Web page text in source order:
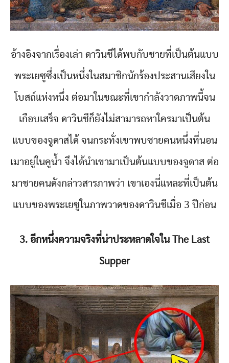
อ้างอิงจากเรื่องเล่า ดาวินชีได้พบกับชายที่เป็นต้นแบบ
พระเยซูซึ่งเป็นหนึ่งในสมาชิกนักร้องประสานเสียงใน
โบสถ์แห่งหนึ่ง ต่อมาในขณะที่เขากำลังวาดภาพนี้จน
เกือบเสร็จ ดาวินชีก็ยังไม่สามารถหาใครมาเป็นต้น
แบบของจูดาสได้ จนกระทั่งเขาพบชายคนหนึ่งที่นอน
เมาอยู่ในคูน้ำ จึงได้นำเขามาเป็นต้นแบบของจูดาส ต่อ
มาชายคนดังกล่าวสารภาพว่า เขาเองนี่แหละที่เป็นต้น
แบบของพระเยซูในภาพวาดของดาวินชีเมื่อ 3 ปีก่อน
3. อีกหนึ่งความจริงที่น่าประหลาดใจใน The Last
Supper